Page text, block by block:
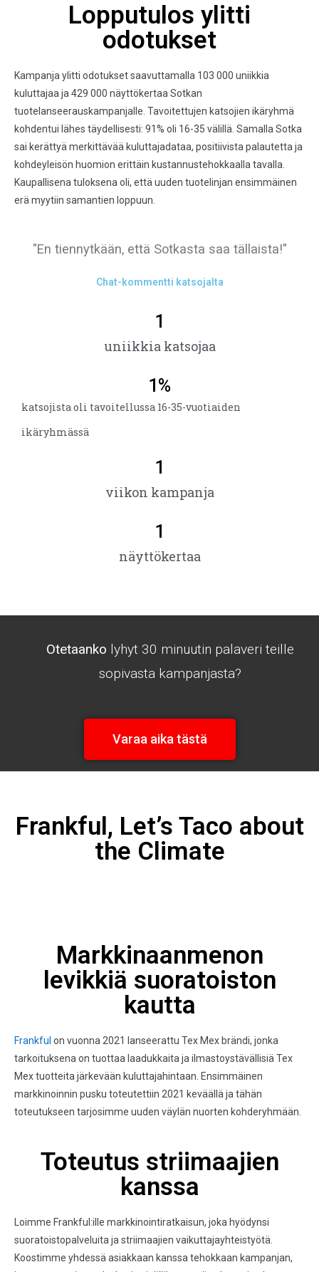
Lopputulos ylitti
odotukset
Kampanja ylitti odotukset saavuttamalla 103 000 uniikkia
kuluttajaa ja 429 000 näyttökertaa Sotkan
tuotelanseerauskampanjalle. Tavoitettujen katsojien ikäryhmä
kohdentui lähes täydellisesti: 91% oli 16-35 välillä. Samalla Sotka
sai kerättyä merkittävää kuluttajadataa, positiivista palautetta ja
kohdeyleisön huomion erittäin kustannustehokkaalla tavalla.
Kaupallisena tuloksena oli, että uuden tuotelinjan ensimmäinen
erä myytiin samantien loppuun.
"En tiennytkään, että Sotkasta saa tällaista!"
Chat-kommentti katsojalta
uniikkia katsojaa
1
katsojista oli tavoitellussa 16-35-vuotiaiden
ikäryhmässä
1 %
viikon kampanja
1
näyttökertaa
1
Otetaanko lyhyt 30 minuutin palaveri teille
sopivasta kampanjasta?
Varaa aika tästä
Frankful, Let’s Taco about
the Climate
Markkinaanmenon
levikkiä suoratoiston
kautta
Frankful on vuonna 2021 lanseerattu Tex Mex brändi, jonka
tarkoituksena on tuottaa laadukkaita ja ilmastoystävällisiä Tex
Mex tuotteita järkevään kuluttajahintaan. Ensimmäinen
markkinoinnin pusku toteutettiin 2021 keväällä ja tähän
toteutukseen tarjosimme uuden väylän nuorten kohderyhmään.
Toteutus striimaajien
kanssa
Loimme Frankful:ille markkinointiratkaisun, joka hyödynsi
suoratoistopalveluita ja striimaajien vaikuttajayhteistyötä.
Koostimme yhdessä asiakkaan kanssa tehokkaan kampanjan,